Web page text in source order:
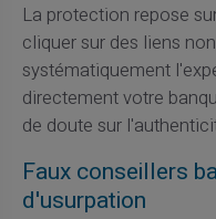
La protection repose
cliquer sur des liens
systématiquement
directement votre
de doute sur
Faux conseillers
d'usurpation